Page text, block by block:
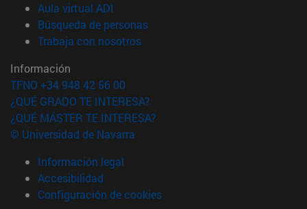
Aula virtual ADI
Búsqueda de personas(abre en nueva ventana)
Trabaja con nosotros(abre en nueva ventana)
Información
TFNO +34 948 42 56 00
¿QUÉ GRADO TE INTERESA?
¿QUÉ MÁSTER TE INTERESA?
© Universidad de Navarra
Información legal
Accesibilidad
Configuración de cookies